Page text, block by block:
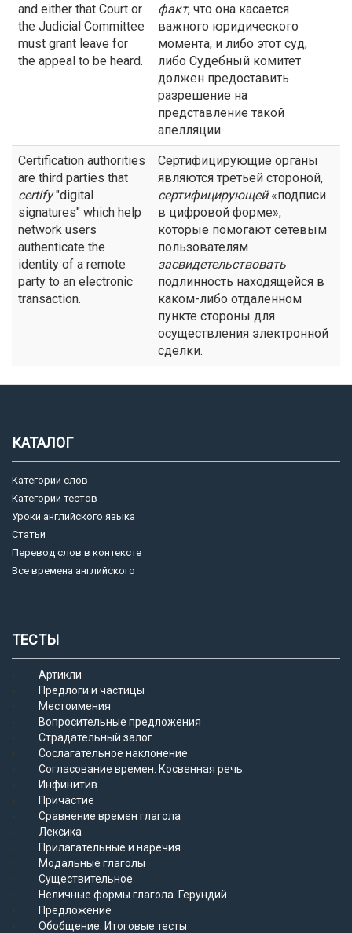
and either that Court or
the Judicial Committee
must grant leave for
the appeal to be heard.
факт, что она касается
важного юридического
момента, и либо этот суд,
либо Судебный комитет
должен предоставить
разрешение на
представление такой
апелляции.
Certification authorities
are third parties that
certify"digital
signatures" which help
network users
authenticate the
identity of a remote
party to an electronic
transaction.
Сертифицирующие органы
являются третьей стороной,
сертифицирующей«подписи
в цифровой форме»,
которые помогают сетевым
пользователям
засвидетельствовать
подлинность находящейся в
каком-либо отдаленном
пункте стороны для
осуществления электронной
сделки.
КАТАЛОГ
Категории слов
Категории тестов
Уроки английского языка
Статьи
Перевод слов в контексте
Все времена английского
ТЕСТЫ
Артикли
Предлоги и частицы
Местоимения
Вопросительные предложения
Страдательный залог
Сослагательное наклонение
Согласование времен. Косвенная речь.
Инфинитив
Причастие
Сравнение времен глагола
Лексика
Прилагательные и наречия
Модальные глаголы
Существительное
Неличные формы глагола. Герундий
Предложение
Обобщение. Итоговые тесты